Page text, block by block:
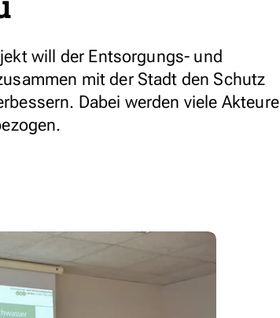
will der Entsorgungs- und
mit der Stadt den Schutz
Dabei werden viele Akteure